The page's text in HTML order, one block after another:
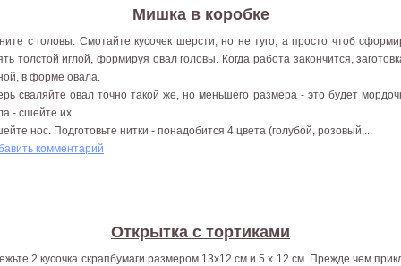
Мишка в коробке
с головы. Смотайте кусочек шерсти, но не туго, а просто чтоб
толстой иглой, формируя овал головы. Когда работа закончится,
в форме овала.
сваляйте овал точно такой же, но меньшего размера - это будет
- сшейте их.
нос. Подготовьте нитки - понадобится 4 цвета (голубой, розовый,...
комментарий
Открытка с тортиками
2 кусочка скрапбумаги размером 13x12 см и 5 х 12 см. Прежде чем